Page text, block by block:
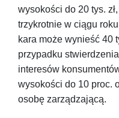
wysokości do 20 tys.
trzykrotnie w ciągu
kara może wynieść 40
przypadku
interesów
wysokości do 10 proc.
osobę zarządzającą.